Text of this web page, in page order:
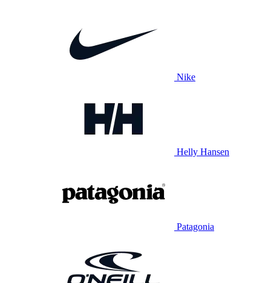
Nike
Helly Hansen
Patagonia